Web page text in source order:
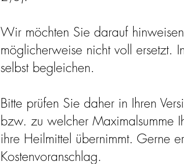
Wir möchten Sie darauf
möglicherweise nicht voll ersetzt.
selbst begleichen.
Bitte prüfen Sie daher in Ihren
bzw. zu welcher Maximalsumme
ihre Heilmittel übernimmt. Gerne
Kostenvoranschlag.